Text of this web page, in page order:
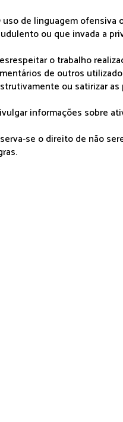
uso de linguagem ofensiva
ou que invada a
o trabalho
de outros
ou satirizar as
informações sobre
se o direito de não